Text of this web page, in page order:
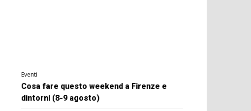
Eventi
Cosa fare questo weekend a Firenze e
dintorni (8-9 agosto)